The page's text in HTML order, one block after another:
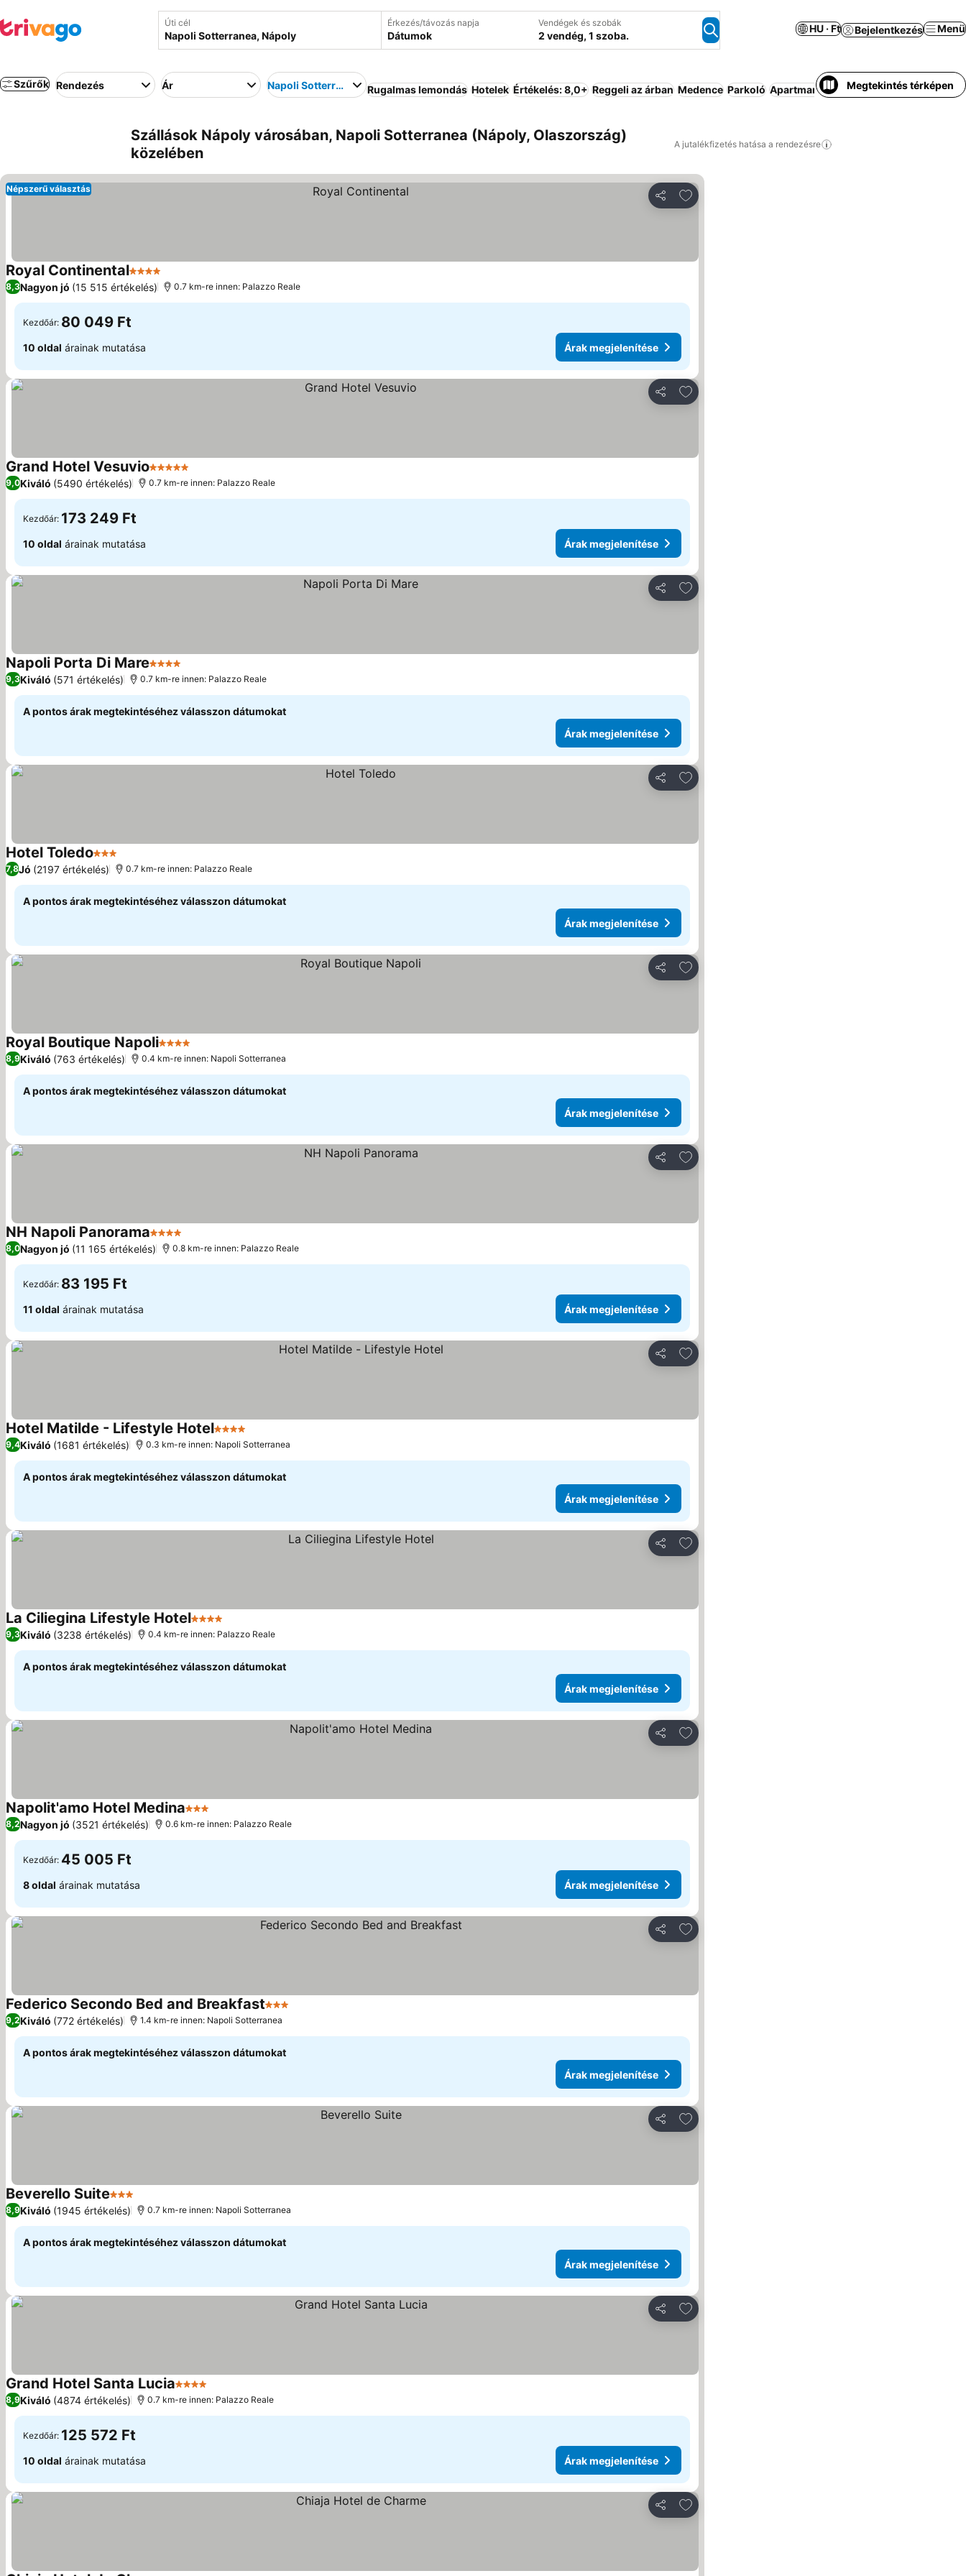
Úti cél Érkezés/távozás napja
Dátumok
Vendégek és szobák
2 vendég, 1 szoba.
HU · Ft Bejelentkezés Menü
Szűrők Rendezés Ár Napoli Sotterranea Rugalmas lemondás Hotelek Értékelés: 8,0+ Reggeli az árban Medence Parkoló Apartmanhotel Bed and breakfast
Megtekintés térképen
Szállások Nápoly városában, Napoli Sotterranea (Nápoly, Olaszország)
közelében
A jutalékfizetés hatása a rendezésre
Megosztás
Hozzáadás a kedvencekhez
Népszerű választás
Royal Continental4 KategóriaÁrak megjelenítése
8,3Nagyon jó (15 515 értékelés) 0.7 km-re innen: Palazzo Reale
Kezdőár: 80 049 Ft
10 oldal árainak mutatása Árak megjelenítése
Megosztás
Hozzáadás a kedvencekhez
Grand Hotel Vesuvio5 Kategória
9,0Kiváló (5490 értékelés) 0.7 km-re innen: Palazzo Reale
Kezdőár: 173 249 Ft
10 oldal árainak mutatása Árak megjelenítése
Megosztás
Hozzáadás a kedvencekhez
Napoli Porta Di Mare4 Kategória
9,3Kiváló (571 értékelés) 0.7 km-re innen: Palazzo Reale
A pontos árak megtekintéséhez válasszon dátumokat
Árak megjelenítése
Megosztás
Hozzáadás a kedvencekhez
Hotel Toledo3 Kategória
Árak megjelenítése
7,8Jó (2197 értékelés) 0.7 km-re innen: Palazzo Reale
A pontos árak megtekintéséhez válasszon dátumokat
Árak megjelenítése
Megosztás
Hozzáadás a kedvencekhez
Royal Boutique Napoli4 Kategória
8,9Kiváló (763 értékelés) 0.4 km-re innen: Napoli Sotterranea
A pontos árak megtekintéséhez válasszon dátumokat
Árak megjelenítése
Megosztás
Hozzáadás a kedvencekhez
NH Napoli Panorama4 Kategória
8,0Nagyon jó (11 165 értékelés) 0.8 km-re innen: Palazzo Reale
Kezdőár: 83 195 Ft
11 oldal árainak mutatása Árak megjelenítése
Megosztás
Hozzáadás a kedvencekhez
Hotel Matilde - Lifestyle Hotel4 Kategória
9,4Kiváló (1681 értékelés) 0.3 km-re innen: Napoli Sotterranea
A pontos árak megtekintéséhez válasszon dátumokat
Árak megjelenítése
Megosztás
Hozzáadás a kedvencekhez
La Ciliegina Lifestyle Hotel4 Kategória
9,3Kiváló (3238 értékelés) 0.4 km-re innen: Palazzo Reale
A pontos árak megtekintéséhez válasszon dátumokat
Árak megjelenítése
Megosztás
Hozzáadás a kedvencekhez
Napolit'amo Hotel Medina3 Kategória
8,2Nagyon jó (3521 értékelés) 0.6 km-re innen: Palazzo Reale
Kezdőár: 45 005 Ft
8 oldal árainak mutatása Árak megjelenítése
Megosztás
Hozzáadás a kedvencekhez
Federico Secondo Bed and Breakfast3 Kategória
9,2Kiváló (772 értékelés) 1.4 km-re innen: Napoli Sotterranea
A pontos árak megtekintéséhez válasszon dátumokat
Árak megjelenítése
Megosztás
Hozzáadás a kedvencekhez
Beverello Suite3 KategóriaÁrak megjelenítése
8,9Kiváló (1945 értékelés) 0.7 km-re innen: Napoli Sotterranea
A pontos árak megtekintéséhez válasszon dátumokat
Árak megjelenítése
Megosztás
Hozzáadás a kedvencekhez
Grand Hotel Santa Lucia4 Kategória
8,9Kiváló (4874 értékelés) 0.7 km-re innen: Palazzo Reale
Kezdőár: 125 572 Ft
10 oldal árainak mutatása Árak megjelenítése
Megosztás
Hozzáadás a kedvencekhez